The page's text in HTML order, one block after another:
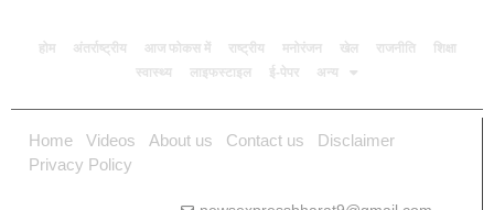
होम अंतर्राष्ट्रीय आज फोकस में राष्ट्रीय मनोरंजन खेल राजनीति
शिक्षा
स्वास्थ्य
लाइफस्टाइल ई-पेपर अन्य
Home Videos About us Contact us
Disclaimer
Privacy Policy